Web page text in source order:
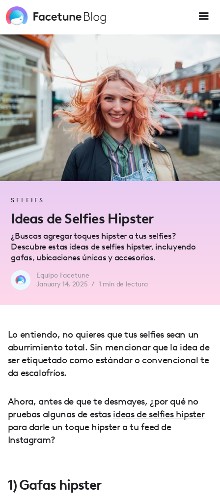
note:
This
includes
an
accessibility
system.
SELFIES
Ideas de Selfies Hipster
¿Buscas agregar toques hipster a tus selfies?
Descubre estas ideas de selfies hipster, incluyendo
gafas, ubicaciones únicas y accesorios.
Equipo Facetune
January 14, 2025 / 1 min de lectura
Lo entiendo, no quieres que tus selfies sean un
aburrimiento total. Sin mencionar que la idea de
ser etiquetado como estándar o convencional te
da escalofríos.
Ahora, antes de que te desmayes, ¿por qué no
pruebas algunas de estas ideas de selfies hipster
para darle un toque hipster a tu feed de
Instagram?
1) Gafas hipster